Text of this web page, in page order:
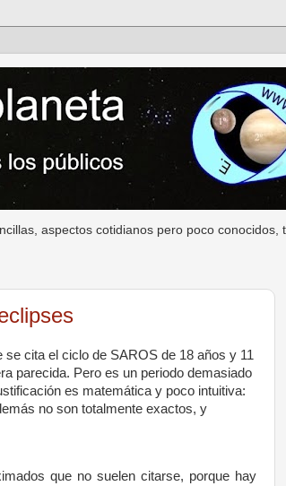
aspectos cotidianos pero poco conocidos,
cita el ciclo de SAROS de 18 años y 11
parecida. Pero es un periodo demasiado
es matemática y poco intuitiva:
no son totalmente exactos, y
que no suelen citarse, porque hay